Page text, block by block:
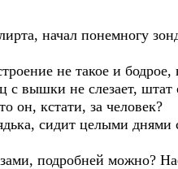
начал понемногу
не такое и бодрое,
вышки не слезает, штат
он, кстати, за человек?
сидит целыми
подробней можно?